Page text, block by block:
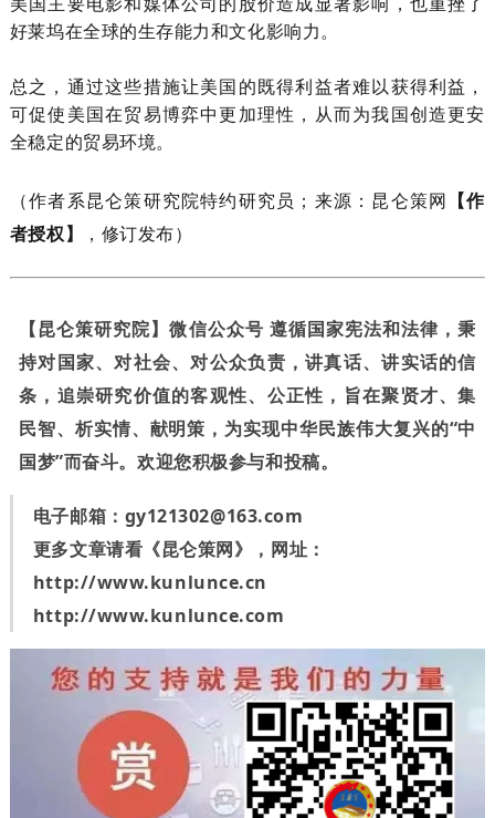
好莱坞在全球的生存能力和文化影响力。
总之，通过这些措施让美国的既得利益者难以获得利益，
可促使美国在贸易博弈中更加理性，从而为我国创造更安
全稳定的贸易环境。
（作者系昆仑策研究院特约研究员；来源：昆仑策网
【作
者授权】
，修订发布）
【昆仑策研究院】微信公众号 遵循国家宪法和法律，秉
持对国家、对社会、对公众负责，讲真话、讲实话的信
条，追崇研究价值的客观性、公正性，旨在聚贤才、集
民智、析实情、献明策，为实现中华民族伟大复兴的“中
国梦”而奋斗。欢迎您积极参与和投稿。
电子邮箱： gy121302@163.com
更多文章请看《昆仑策网》，网址：
http://www.kunlunce.cn
http://www.kunlunce.com